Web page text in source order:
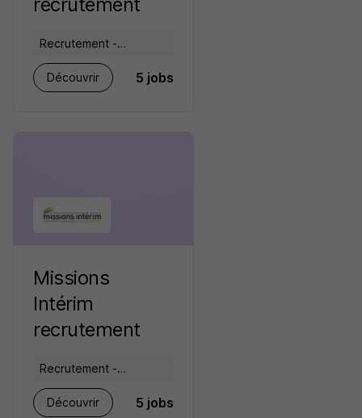
Recrutement -
Placement - Conseils
RH
Découvrir 5 jobs
Missions
Intérim
recrutement
Recrutement -
Placement - Conseils
RH
Découvrir 5 jobs